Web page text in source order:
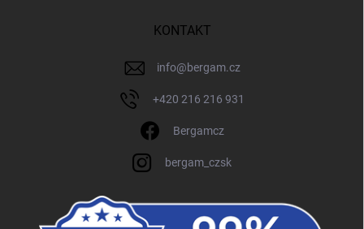
KONTAKT
info@bergam.cz
+420 216 216 931
Bergamcz
bergam_czsk